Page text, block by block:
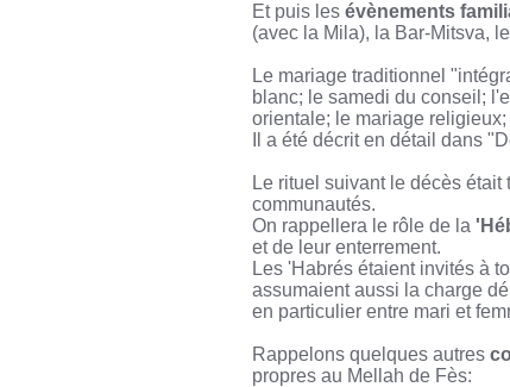
Et puis les évènements
(avec la Mila), la Bar-Mitsva,
Le mariage traditionnel
blanc; le samedi du conseil;
orientale; le mariage
Il a été décrit en détail dans
Le rituel suivant le décès
communautés.
On rappellera le rôle de la
et de leur enterrement.
Les 'Habrés étaient invités à
assumaient aussi la charge
en particulier entre mari et
Rappelons quelques autres
propres au Mellah de Fès: